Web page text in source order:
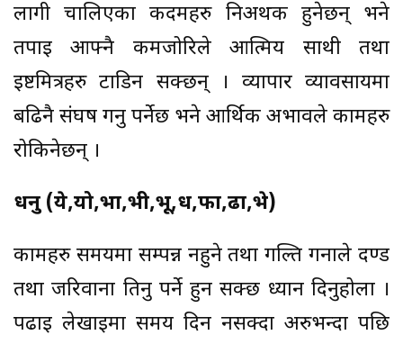
लागी चालिएका कदमहरु निअर्थक हुनेछन् भने
तपाई आफ्नै कमजोरिले आत्मिय साथी तथा
ईष्टमित्रहरु टाडिन सक्छन् । व्यापार व्यावसायमा
बढिनै संघर्ष गर्नु पर्नेछ भने आर्थिक अभावले कामहरु
रोकिनेछन् ।
धनु (ये,यो,भा,भी,भू,ध,फा,ढा,भे)
कामहरु समयमा सम्पन्न नहुने तथा गल्ति गर्नाले दण्ड
तथा जरिवाना तिर्नु पर्ने हुन सक्छ ध्यान दिनुहोला ।
पढाई लेखाईमा समय दिन नसक्दा अरुभन्दा पछि